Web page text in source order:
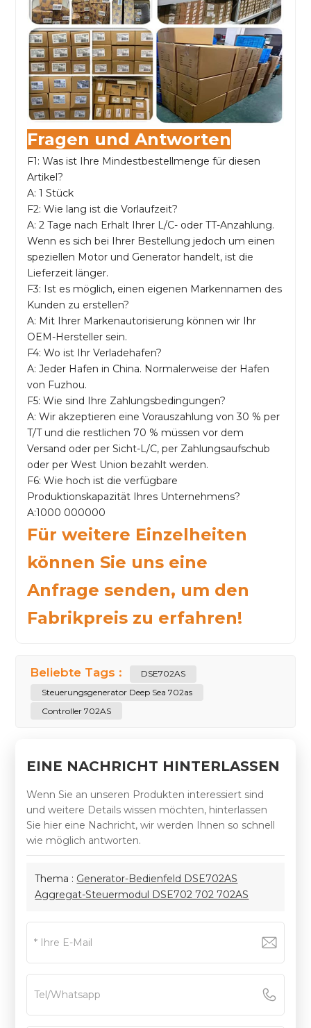
Fragen und Antworten
F1: Was ist Ihre Mindestbestellmenge für diesen
Artikel?
A: 1 Stück
F2: Wie lang ist die Vorlaufzeit?
A: 2 Tage nach Erhalt Ihrer L/C- oder TT-Anzahlung.
Wenn es sich bei Ihrer Bestellung jedoch um einen
speziellen Motor und Generator handelt, ist die
Lieferzeit länger.
F3: Ist es möglich, einen eigenen Markennamen des
Kunden zu erstellen?
A: Mit Ihrer Markenautorisierung können wir Ihr
OEM-Hersteller sein.
F4: Wo ist Ihr Verladehafen?
A: Jeder Hafen in China. Normalerweise der Hafen
von Fuzhou.
F5: Wie sind Ihre Zahlungsbedingungen?
A: Wir akzeptieren eine Vorauszahlung von 30 % per
T/T und die restlichen 70 % müssen vor dem
Versand oder per Sicht-L/C, per Zahlungsaufschub
oder per West Union bezahlt werden.
F6: Wie hoch ist die verfügbare
Produktionskapazität Ihres Unternehmens?
A:1000 000000
Für weitere Einzelheiten
können Sie uns eine
Anfrage senden, um den
Fabrikpreis zu erfahren!
Beliebte Tags :
DSE702AS
Steuerungsgenerator Deep Sea 702as
Controller 702AS
EINE NACHRICHT HINTERLASSEN
Wenn Sie an unseren Produkten interessiert sind
und weitere Details wissen möchten, hinterlassen
Sie hier eine Nachricht, wir werden Ihnen so schnell
wie möglich antworten.
Thema : Generator-Bedienfeld DSE702AS
Aggregat-Steuermodul DSE702 702 702AS